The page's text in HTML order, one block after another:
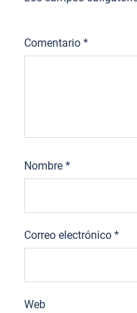
Comentario *
Nombre *
Correo electrónico *
Web